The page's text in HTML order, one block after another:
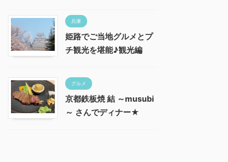
兵庫
姫路でご当地グルメとプ
チ観光を堪能♪観光編
グルメ
京都鉄板焼 結 ～musubi
～ さんでディナー★